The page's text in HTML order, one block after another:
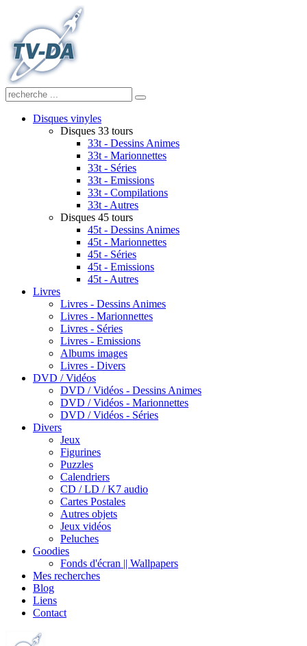
Disques vinyles
Disques 33 tours
33t - Dessins Animes
33t - Marionnettes
33t - Séries
33t - Emissions
33t - Compilations
33t - Autres
Disques 45 tours
45t - Dessins Animes
45t - Marionnettes
45t - Séries
45t - Emissions
45t - Autres
Livres
Livres - Dessins Animes
Livres - Marionnettes
Livres - Séries
Livres - Emissions
Albums images
Livres - Divers
DVD / Vidéos
DVD / Vidéos - Dessins Animes
DVD / Vidéos - Marionnettes
DVD / Vidéos - Séries
Divers
Jeux
Figurines
Puzzles
Calendriers
CD / LD / K7 audio
Cartes Postales
Autres objets
Jeux vidéos
Peluches
Goodies
Fonds d'écran || Wallpapers
Mes recherches
Blog
Liens
Contact